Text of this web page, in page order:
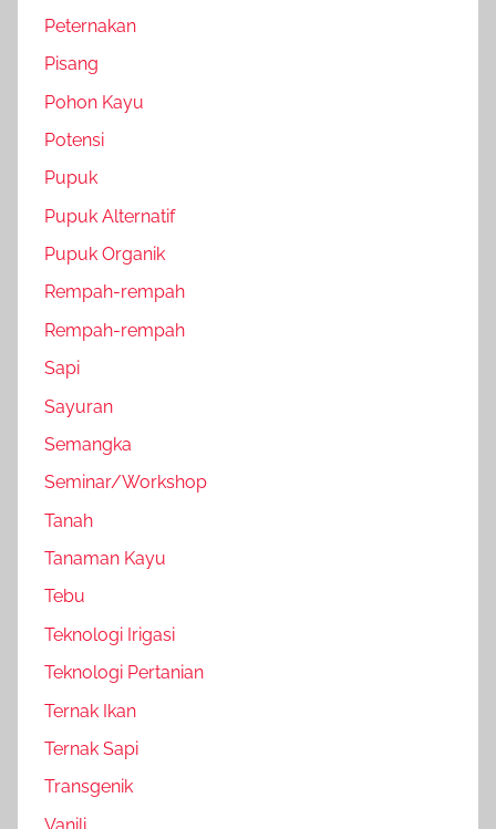
Peternakan
Pisang
Pohon Kayu
Potensi
Pupuk
Pupuk Alternatif
Pupuk Organik
Rempah-rempah
Rempah-rempah
Sapi
Sayuran
Semangka
Seminar/Workshop
Tanah
Tanaman Kayu
Tebu
Teknologi Irigasi
Teknologi Pertanian
Ternak Ikan
Ternak Sapi
Transgenik
Vanili